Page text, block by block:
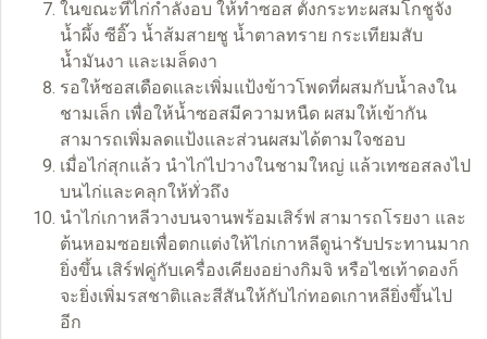
ในขณะที่ไก่กำลังอบ ให้ทำซอส ตั้งกระทะผสมโกชูจัง
น้ำผึ้ง ซีอิ๊ว น้ำส้มสายชู น้ำตาลทราย กระเทียมสับ
น้ำมันงา และเมล็ดงา
รอให้ซอสเดือดและเพิ่มแป้งข้าวโพดที่ผสมกับน้ำลงใน
ชามเล็ก เพื่อให้น้ำซอสมีความหนืด ผสมให้เข้ากัน
สามารถเพิ่มลดแป้งและส่วนผสมได้ตามใจชอบ
เมื่อไก่สุกแล้ว นำไก่ไปวางในชามใหญ่ แล้วเทซอสลงไป
บนไก่และคลุกให้ทั่วถึง
นำไก่เกาหลีวางบนจานพร้อมเสิร์ฟ สามารถโรยงา และ
ต้นหอมซอยเพื่อตกแต่งให้ไก่เกาหลีดูน่ารับประทานมาก
ยิ่งขึ้น เสิร์ฟคู่กับเครื่องเคียงอย่างกิมจิ หรือไชเท้าดองก็
จะยิ่งเพิ่มรสชาติและสีสันให้กับไก่ทอดเกาหลียิ่งขึ้นไป
อีก